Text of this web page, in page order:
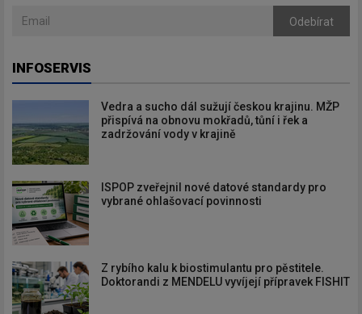
Odebírat
INFOSERVIS
Vedra a sucho dál sužují českou krajinu. MŽP
přispívá na obnovu mokřadů, tůní i řek a
zadržování vody v krajině
ISPOP zveřejnil nové datové standardy pro
vybrané ohlašovací povinnosti
Z rybího kalu k biostimulantu pro pěstitele.
Doktorandi z MENDELU vyvíjejí přípravek FISHIT